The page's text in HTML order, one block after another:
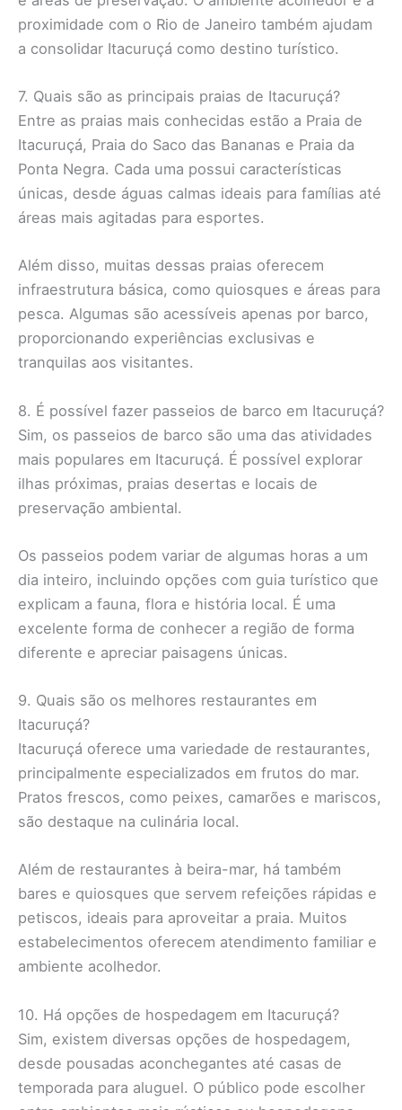
proximidade com o Rio de Janeiro também ajudam
a consolidar Itacuruçá como destino turístico.
7. Quais são as principais praias de Itacuruçá?
Entre as praias mais conhecidas estão a Praia de
Itacuruçá, Praia do Saco das Bananas e Praia da
Ponta Negra. Cada uma possui características
únicas, desde águas calmas ideais para famílias até
áreas mais agitadas para esportes.
Além disso, muitas dessas praias oferecem
infraestrutura básica, como quiosques e áreas para
pesca. Algumas são acessíveis apenas por barco,
proporcionando experiências exclusivas e
tranquilas aos visitantes.
8. É possível fazer passeios de barco em Itacuruçá?
Sim, os passeios de barco são uma das atividades
mais populares em Itacuruçá. É possível explorar
ilhas próximas, praias desertas e locais de
preservação ambiental.
Os passeios podem variar de algumas horas a um
dia inteiro, incluindo opções com guia turístico que
explicam a fauna, flora e história local. É uma
excelente forma de conhecer a região de forma
diferente e apreciar paisagens únicas.
9. Quais são os melhores restaurantes em
Itacuruçá?
Itacuruçá oferece uma variedade de restaurantes,
principalmente especializados em frutos do mar.
Pratos frescos, como peixes, camarões e mariscos,
são destaque na culinária local.
Além de restaurantes à beira-mar, há também
bares e quiosques que servem refeições rápidas e
petiscos, ideais para aproveitar a praia. Muitos
estabelecimentos oferecem atendimento familiar e
ambiente acolhedor.
10. Há opções de hospedagem em Itacuruçá?
Sim, existem diversas opções de hospedagem,
desde pousadas aconchegantes até casas de
temporada para aluguel. O público pode escolher